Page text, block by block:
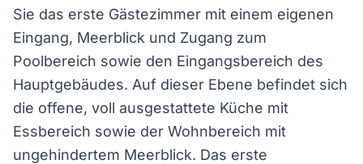
Sie das erste Gästezimmer mit einem eigenen
Eingang, Meerblick und Zugang zum
Poolbereich sowie den Eingangsbereich des
Hauptgebäudes. Auf dieser Ebene befindet sich
die offene, voll ausgestattete Küche mit
Essbereich sowie der Wohnbereich mit
ungehindertem Meerblick. Das erste